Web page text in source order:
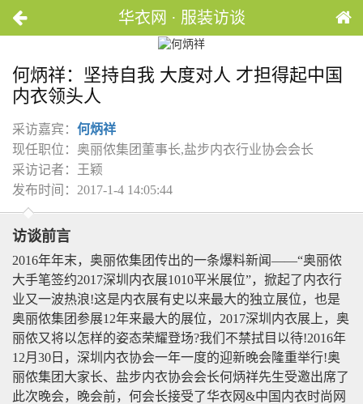
华衣网 · 服装访谈
何炳祥：坚持自我 大度对人 才担得起中国
内衣领头人
采访嘉宾： 何炳祥
现任职位：奥丽侬集团董事长,盐步内衣行业协会会长
采访记者：王颖
发布时间：2017-1-4 14:05:44
访谈前言
2016年年末，奥丽侬集团传出的一条爆料新闻——“奥丽侬
大手笔签约2017深圳内衣展1010平米展位”，掀起了内衣行
业又一波热浪!这是内衣展有史以来最大的独立展位，也是
奥丽侬集团参展12年来最大的展位，2017深圳内衣展上，奥
丽侬又将以怎样的姿态荣耀登场?我们不禁拭目以待!2016年
12月30日，深圳内衣协会一年一度的迎新晚会隆重举行!奥
丽侬集团大家长、盐步内衣协会会长何炳祥先生受邀出席了
此次晚会，晚会前，何会长接受了华衣网&中国内衣时尚网